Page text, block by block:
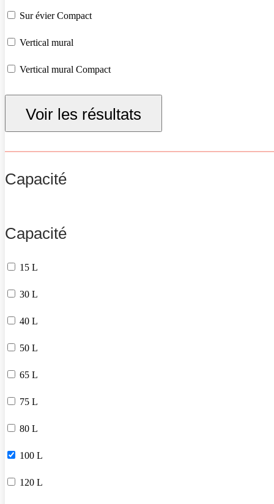
Sur évier Compact
Vertical mural
Vertical mural Compact
Vertical sur socle
Voir les résultats
Capacité
Capacité
15 L
30 L
40 L
50 L
65 L
75 L
80 L
100 L
120 L